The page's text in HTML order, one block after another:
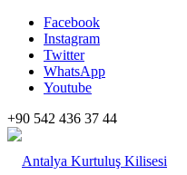
Facebook
Instagram
Twitter
WhatsApp
Youtube
+90 542 436 37 44